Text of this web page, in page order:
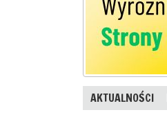
AKTUALNOŚCI